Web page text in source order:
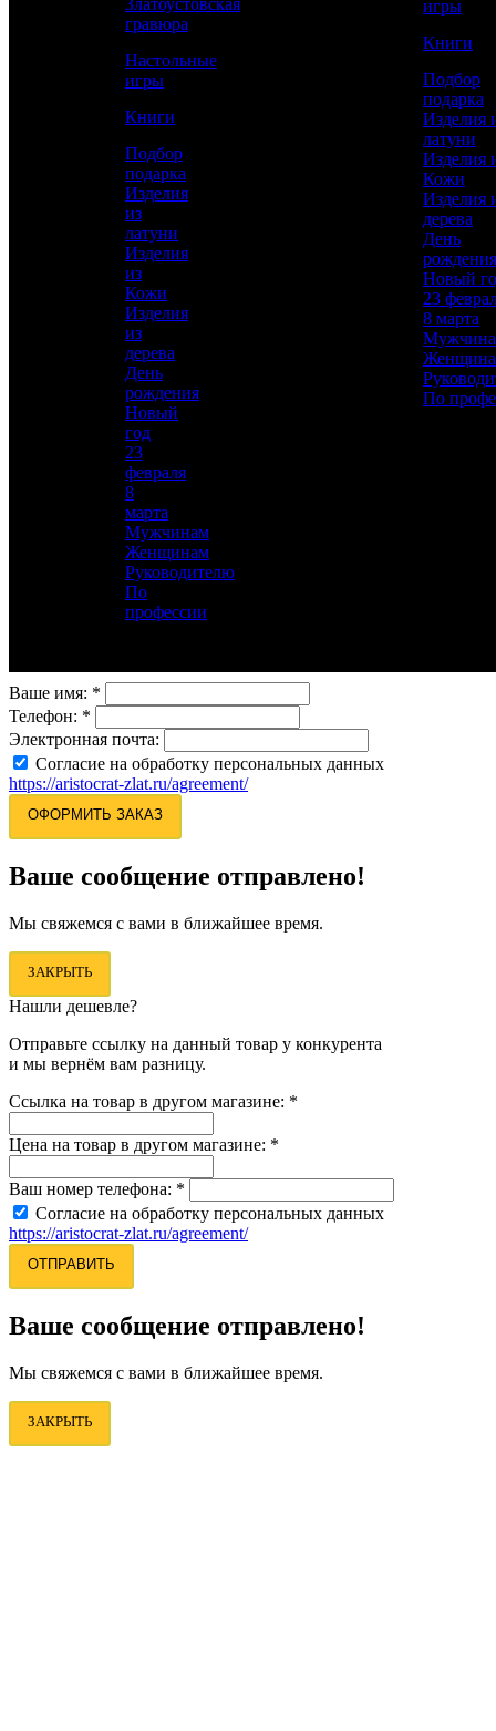
Слесарные, Полировка, Рисовка кистью,
Гравирование по лаку, Травление,
Подрезка штихелем, Никелирование,
Латунь, Никель, Золото, Кожа
Для добавления товара в избранное, пожалуйста,
АВТОРИЗОВАТЬСЯ ОТМЕНА
Ваше имя: *
Телефон: *
Электронная почта:
Согласие на обработку персональных данных
https://aristocrat-zlat.ru/agreement/
ОФОРМИТЬ ЗАКАЗ
Ваше сообщение отправлено!
Мы свяжемся с вами в ближайшее время.
ЗАКРЫТЬ
Нашли дешевле?
Отправьте ссылку на данный товар у конкурента
и мы вернём вам разницу.
Ссылка на товар в другом магазине: *
Цена на товар в другом магазине: *
Ваш номер телефона: *
Согласие на обработку персональных данных
https://aristocrat-zlat.ru/agreement/
ОТПРАВИТЬ
Ваше сообщение отправлено!
Мы свяжемся с вами в ближайшее время.
ЗАКРЫТЬ
Златоустовская
гравюра
Настольные
игры
Книги
Подбор
подарка
Изделия
из
латуни
Изделия
из
Кожи
Изделия
из
дерева
День
рождения
Новый
год
23
февраля
8
марта
Мужчинам
Женщинам
Руководителю
По
профессии
игры
Книги
Подбор
подарка
Изделия
латуни
Изделия
Кожи
Изделия
дерева
День
рождения
Новый
23
8 марта
По